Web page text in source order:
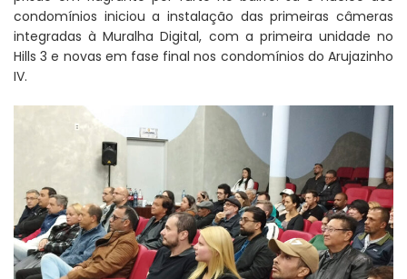
condomínios iniciou a instalação das primeiras câmeras
integradas à Muralha Digital, com a primeira unidade no
Hills 3 e novas em fase final nos condomínios do Arujazinho
IV.